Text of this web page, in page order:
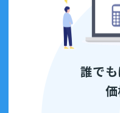
誰で